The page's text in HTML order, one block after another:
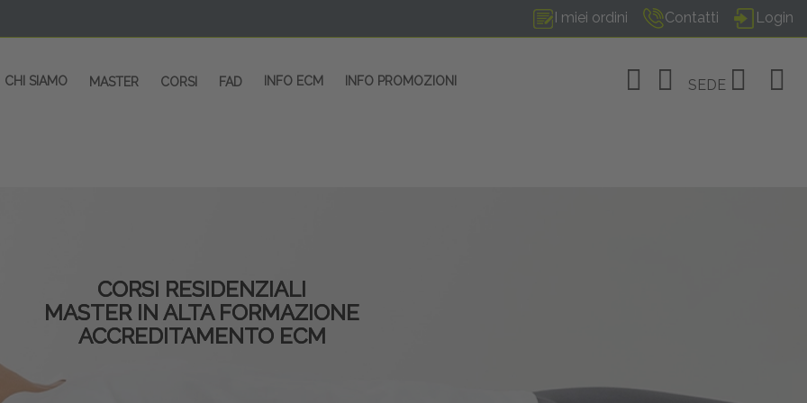
I miei ordini Contatti Login
CHI SIAMO MASTER CORSI FAD INFO ECM INFO PROMOZIONI SEDE
CORSI RESIDENZIALI
MASTER IN ALTA FORMAZIONE
ACCREDITAMENTO ECM